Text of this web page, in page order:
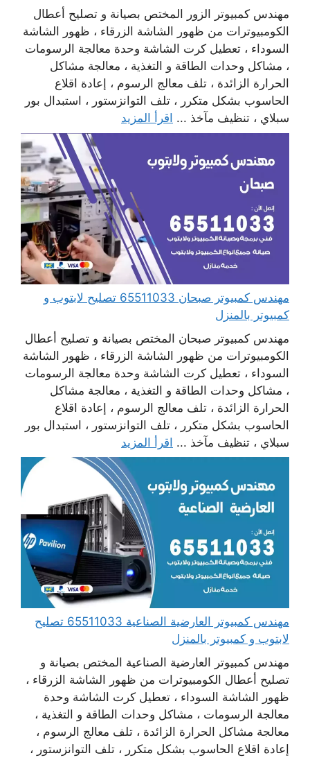
مهندس كمبيوتر الزور المختص بصيانة و تصليح أعطال
الكومبيوترات من ظهور الشاشة الزرقاء ، ظهور الشاشة
السوداء ، تعطيل كرت الشاشة وحدة معالجة الرسومات
، مشاكل وحدات الطاقة و التغذية ، معالجة مشاكل
الحرارة الزائدة ، تلف معالج الرسوم ، إعادة اقلاع
الحاسوب بشكل متكرر ، تلف التوانزستور ، استبدال بور
سبلاي ، تنظيف مآخذ ... اقرأ المزيد
مهندس كمبيوتر صبحان 65511033 تصليح لابتوب و
كمبيوتر بالمنزل
مهندس كمبيوتر صبحان المختص بصيانة و تصليح أعطال
الكومبيوترات من ظهور الشاشة الزرقاء ، ظهور الشاشة
السوداء ، تعطيل كرت الشاشة وحدة معالجة الرسومات
، مشاكل وحدات الطاقة و التغذية ، معالجة مشاكل
الحرارة الزائدة ، تلف معالج الرسوم ، إعادة اقلاع
الحاسوب بشكل متكرر ، تلف التوانزستور ، استبدال بور
سبلاي ، تنظيف مآخذ ... اقرأ المزيد
مهندس كمبيوتر العارضية الصناعية 65511033 تصليح
لابتوب و كمبيوتر بالمنزل
مهندس كمبيوتر العارضية الصناعية المختص بصيانة و
تصليح أعطال الكومبيوترات من ظهور الشاشة الزرقاء ،
ظهور الشاشة السوداء ، تعطيل كرت الشاشة وحدة
معالجة الرسومات ، مشاكل وحدات الطاقة و التغذية ،
معالجة مشاكل الحرارة الزائدة ، تلف معالج الرسوم ،
إعادة اقلاع الحاسوب بشكل متكرر ، تلف التوانزستور ،